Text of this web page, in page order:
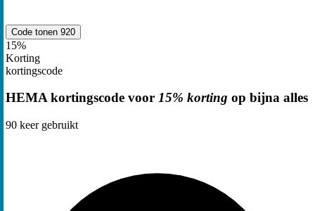
Code tonen 920
15%
Korting
kortingscode
HEMA kortingscode voor 15% korting op bijna alles
90 keer gebruikt